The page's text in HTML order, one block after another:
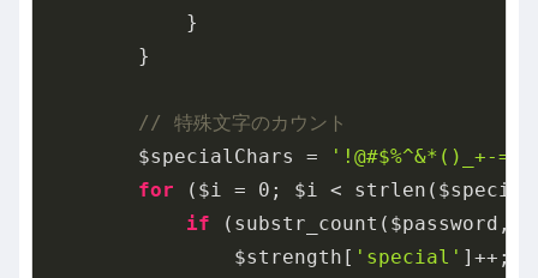
            }
        }
// 特殊文字のカウント
        $specialChars =
'!@#$%^&*()_+-
for ($i = 0 ; $i <
if
                $strength[
'special' ]++;